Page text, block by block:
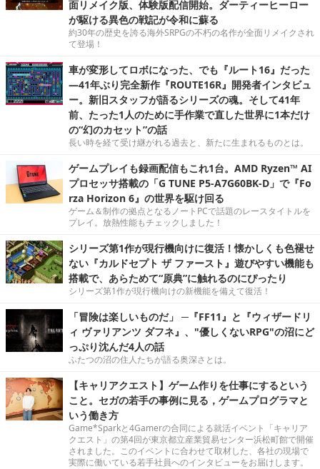
面リメイク版、体験版配信開始。ダーティーヒーロー
が駆ける異色の戦記が令和に蘇る
約30年の歴史を誇る海外SRPGの不朽の名作が全面リメイクされ
て登場！
車が変形してロボになった、でも『ルート16』だった
―41年ぶり完全新作『ROUTE16R』開発者インタビュ
ー。新旧スタッフが語るシリーズの魂。そして41年
前、たった1人のために手作業で直した世界に1本だけ
の“幻のカセット”の話
長い時を経て受け継がれる過去と、新たに生まれるものとは。
ゲームプレイも録画配信もこれ1台。AMD Ryzen™ AI
プロセッサ搭載の「G TUNE P5-A7G60BK-D」で『Fo
rza Horizon 6』の世界を駆け回る
ゲーム＆制作の拠点となるノートPCで話題のレースタイトルを
プレイ。放熱性能もチェックしました！
シリーズ第1作が現行機向けに復活！懐かしくも色褪せ
ない『カルドセプト ザ ファースト』遊びやすい機能も
搭載で、あらためて“原典”に触れるのにぴったり
シリーズ第1作が現行機向けの新機能を備えて復活！
「冒険は楽しいものだ」 ─『FF11』と『ウィザードリ
ィ ヴァリアンツ ダフネ』、"優しくないRPG"の沼にど
っぷり沈んだ4人の話
ふたつの沼の住人たちが語る奥深さとは。
【キャリアクエスト】ゲーム作りを仕事にするという
こと。セガの若手の事例に見る，ゲームプログラマと
いう働き方
Game*Sparkと4Gamerの合同による就活イベント「キャリア
クエスト」の第4回が東京都立産業貿易センター浜松町館で開催
されました。このイベントに合わせて取材した、各社の現場で
実際に働いている若手社員へのインタビューをお届けします。